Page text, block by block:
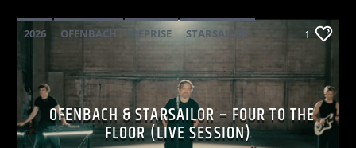
2026 OFENBACH REPRISE STARSAILOR 1
OFENBACH & STARSAILOR – FOUR TO THE
FLOOR (LIVE SESSION)